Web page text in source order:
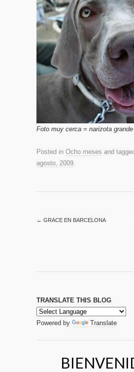
Foto muy cerca = narizota grande
Posted in Ocho meses and
agosto, 2009
← GRACE EN BARCELONA
TRANSLATE THIS BLOG
Powered by Translate